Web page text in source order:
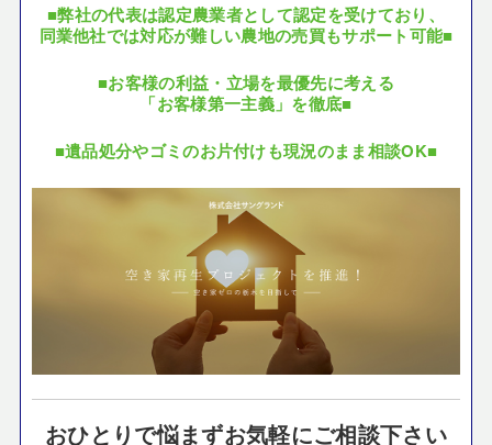
■弊社の代表は認定農業者として認定を受けており、
同業他社では対応が難しい農地の売買もサポート可能■
■お客様の利益・立場を最優先に考える
「お客様第一主義」を徹底■
■遺品処分やゴミのお片付けも現況のまま相談OK■
おひとりで悩まずお気軽にご相談下さい